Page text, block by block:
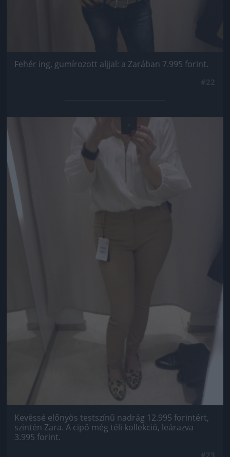
Fehér ing, gumírozott aljjal: a Zarában 7.995 forint.
Jön még kép!
Kevéssé előnyös testszínű nadrág 12.995 forintért,
szintén Zara. A cipő még téli kollekció, leárazva
3.995 forint.